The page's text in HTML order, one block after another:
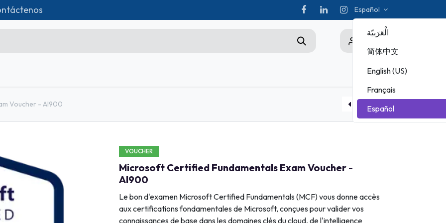
Español
الْعَرَبيّة
简体中文
English (US)
Français
Español
0
Microsoft Excel Débutant
Microsoft Excel Associate
Création d'entreprise
MICROSOFT
Voucher - AI900
VOUCHER
Microsoft Certified Fundamentals Exam Voucher -
AI900
Le bon d'examen Microsoft Certified Fundamentals (MCF) vous donne accès
aux certifications fondamentales de Microsoft, conçues pour valider vos
connaissances de base dans les domaines clés du cloud, de l'intelligence